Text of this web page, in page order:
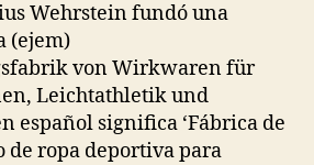
Wehrstein fundó una
(ejem)
von Wirkwaren für
Leichtathletik und
español significa ‘Fábrica de
de ropa deportiva para